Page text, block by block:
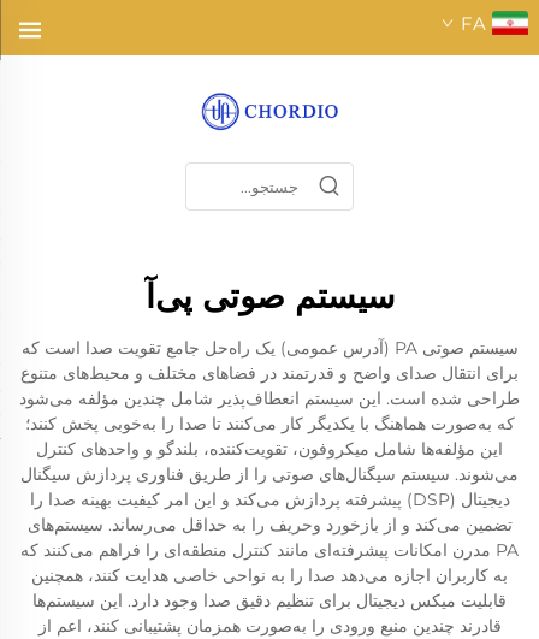
FA
سیستم صوتی پی‌آ
سیستم صوتی PA (آدرس عمومی) یک راه‌حل جامع تقویت صدا است که
برای انتقال صدای واضح و قدرتمند در فضاهای مختلف و محیط‌های متنوع
طراحی شده است. این سیستم انعطاف‌پذیر شامل چندین مؤلفه می‌شود
که به‌صورت هماهنگ با یکدیگر کار می‌کنند تا صدا را به‌خوبی پخش کنند؛
این مؤلفه‌ها شامل میکروفون، تقویت‌کننده، بلندگو و واحدهای کنترل
می‌شوند. سیستم سیگنال‌های صوتی را از طریق فناوری پردازش سیگنال
دیجیتال (DSP) پیشرفته پردازش می‌کند و این امر کیفیت بهینه صدا را
تضمین می‌کند و از بازخورد وحریف را به حداقل می‌رساند. سیستم‌های
PA مدرن امکانات پیشرفته‌ای مانند کنترل منطقه‌ای را فراهم می‌کنند که
به کاربران اجازه می‌دهد صدا را به نواحی خاصی هدایت کنند، همچنین
قابلیت میکس دیجیتال برای تنظیم دقیق صدا وجود دارد. این سیستم‌ها
قادرند چندین منبع ورودی را به‌صورت همزمان پشتیبانی کنند، اعم از